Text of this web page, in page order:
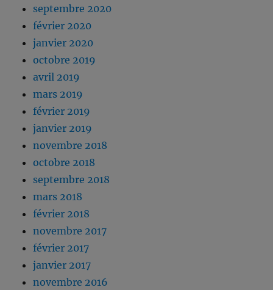
septembre 2020
février 2020
janvier 2020
octobre 2019
avril 2019
mars 2019
février 2019
janvier 2019
novembre 2018
octobre 2018
septembre 2018
mars 2018
février 2018
novembre 2017
février 2017
janvier 2017
novembre 2016